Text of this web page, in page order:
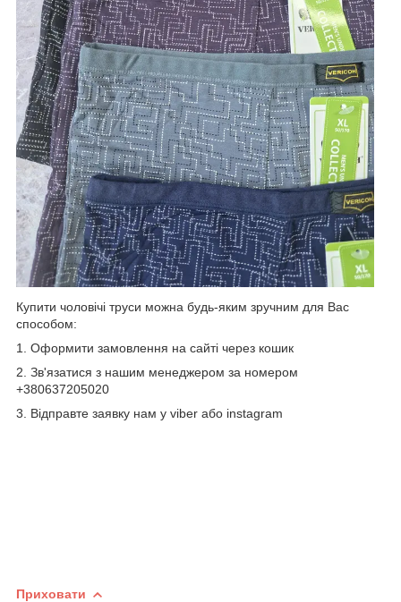
Купити чоловічі труси можна будь-яким зручним для Вас
способом:
1. Оформити замовлення на сайті через кошик
2. Зв'язатися з нашим менеджером за номером
+380637205020
3. Відправте заявку нам у viber або instagram
Приховати